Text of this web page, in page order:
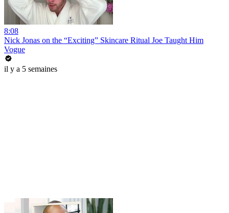
8:08
Nick Jonas on the “Exciting” Skincare Ritual Joe Taught Him
Vogue
il y a 5 semaines